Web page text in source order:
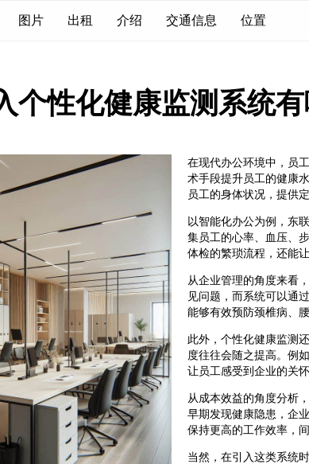
图片 出租 介绍 交通信息 位置
个性化健康监测系统
在现代办公环境中，员
术手段提升员工的健康
员工的身体状况，提供
以智能化办公为例，东
集员工的心率、血压、
体检的繁琐流程，还能
从企业管理的角度来看
见问题，而系统可以通
能够有效预防颈椎病、
此外，个性化健康监测
度往往会随之提高。例
让员工感受到企业的关
从成本效益的角度分析
早期发现健康隐患，企
保持更高的工作效率，
当然，在引入这类系统